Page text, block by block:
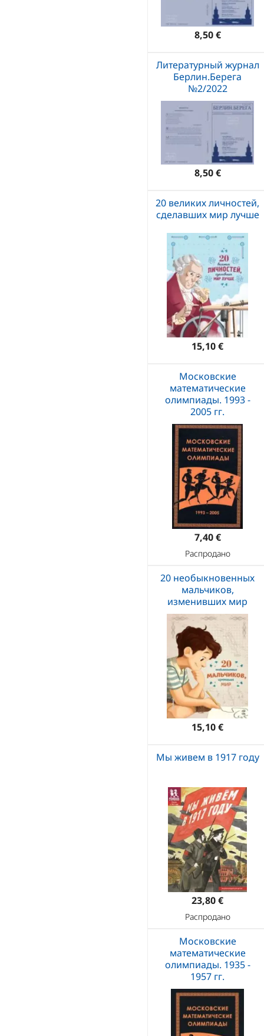
8,50 €
Литературный журнал
Берлин.Берега
№2/2022
8,50 €
20 великих личностей,
сделавших мир лучше
15,10 €
Московские
математические
олимпиады. 1993 -
2005 гг.
7,40 €
Распродано
20 необыкновенных
мальчиков,
изменивших мир
15,10 €
Мы живем в 1917 году
23,80 €
Распродано
Московские
математические
олимпиады. 1935 -
1957 гг.